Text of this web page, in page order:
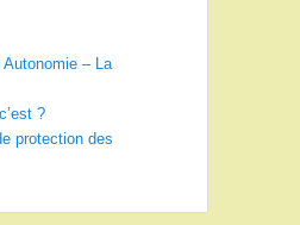
– La
?
protection des